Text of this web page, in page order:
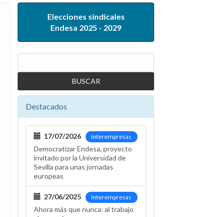
Elecciones sindicales
Endesa 2025 - 2029
Destacados
Interempresas
17/07/2026
Democratizar Endesa, proyecto
invitado por la Universidad de
Sevilla para unas jornadas
europeas
Interempresas
27/06/2025
Ahora más que nunca: al trabajo